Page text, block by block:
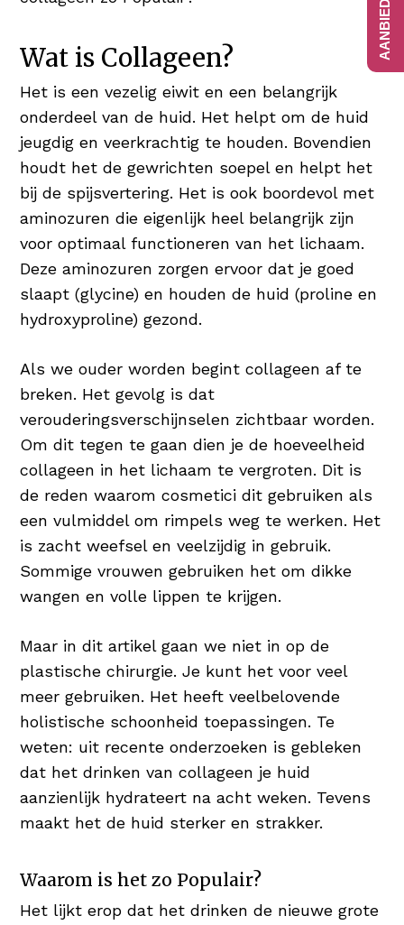
Wat is Collageen?
Het is een vezelig eiwit en een belangrijk
onderdeel van de huid. Het helpt om de huid
jeugdig en veerkrachtig te houden. Bovendien
houdt het de gewrichten soepel en helpt het
bij de spijsvertering. Het is ook boordevol met
aminozuren die eigenlijk heel belangrijk zijn
voor optimaal functioneren van het lichaam.
Deze aminozuren zorgen ervoor dat je goed
slaapt (glycine) en houden de huid (proline en
hydroxyproline) gezond.
Als we ouder worden begint collageen af te
breken. Het gevolg is dat
verouderingsverschijnselen zichtbaar worden.
Om dit tegen te gaan dien je de hoeveelheid
collageen in het lichaam te vergroten. Dit is
de reden waarom cosmetici dit gebruiken als
een vulmiddel om rimpels weg te werken. Het
is zacht weefsel en veelzijdig in gebruik.
Sommige vrouwen gebruiken het om dikke
wangen en volle lippen te krijgen.
Maar in dit artikel gaan we niet in op de
plastische chirurgie. Je kunt het voor veel
meer gebruiken. Het heeft veelbelovende
holistische schoonheid toepassingen. Te
weten: uit recente onderzoeken is gebleken
dat het drinken van collageen je huid
aanzienlijk hydrateert na acht weken. Tevens
maakt het de huid sterker en strakker.
Waarom is het zo Populair?
Het lijkt erop dat het drinken de nieuwe grote